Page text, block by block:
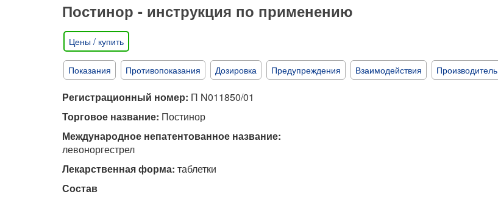
Постинор - инструкция по применению
Цены / купить
Показания Противопоказания Дозировка Предупреждения Взаимодействия Производитель
Регистрационный номер: П N011850/01
Торговое название: Постинор
Международное непатентованное название:
левоноргестрел
Лекарственная форма: таблетки
Состав